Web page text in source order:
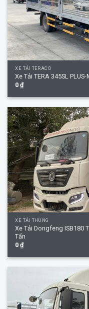
XE TẢI TERACO
Xe Tải TERA 345SL
0₫
XE TẢI THÙNG
Xe Tải Dongfeng ISB180
Tấn
0₫